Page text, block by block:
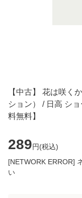
【中古】 花は咲く
ション） / 日高 シ
料無料】
289円(税込)
[NETWORK ERROR]
い